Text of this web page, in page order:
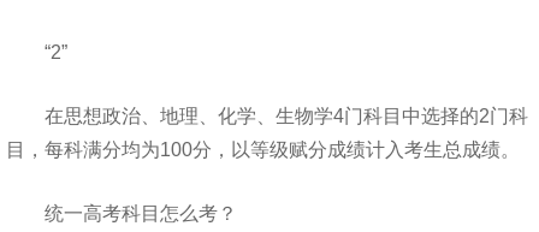
“2”
在思想政治、地理、化学、生物学4门科目中选择的2门科
目，每科满分均为100分，以等级赋分成绩计入考生总成绩。
统一高考科目怎么考？